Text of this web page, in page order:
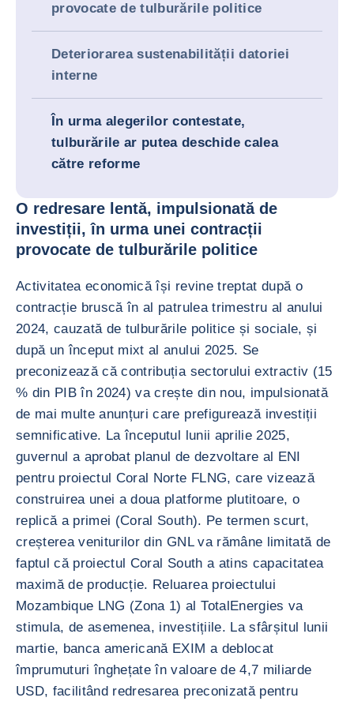
provocate de tulburările politice
Deteriorarea sustenabilității datoriei
interne
În urma alegerilor contestate,
tulburările ar putea deschide calea
către reforme
O redresare lentă, impulsionată de
investiții, în urma unei contracții
provocate de tulburările politice
Activitatea economică își revine treptat după o
contracție bruscă în al patrulea trimestru al anului
2024, cauzată de tulburările politice și sociale, și
după un început mixt al anului 2025. Se
preconizează că contribuția sectorului extractiv (15
% din PIB în 2024) va crește din nou, impulsionată
de mai multe anunțuri care prefigurează investiții
semnificative. La începutul lunii aprilie 2025,
guvernul a aprobat planul de dezvoltare al ENI
pentru proiectul Coral Norte FLNG, care vizează
construirea unei a doua platforme plutitoare, o
replică a primei (Coral South). Pe termen scurt,
creșterea veniturilor din GNL va rămâne limitată de
faptul că proiectul Coral South a atins capacitatea
maximă de producție. Reluarea proiectului
Mozambique LNG (Zona 1) al TotalEnergies va
stimula, de asemenea, investițiile. La sfârșitul lunii
martie, banca americană EXIM a deblocat
împrumuturi înghețate în valoare de 4,7 miliarde
USD, facilitând redresarea preconizată pentru